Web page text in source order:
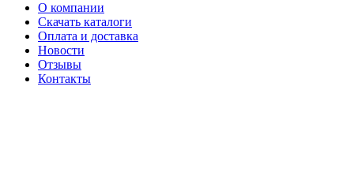
О компании
Скачать каталоги
Оплата и доставка
Новости
Отзывы
Контакты